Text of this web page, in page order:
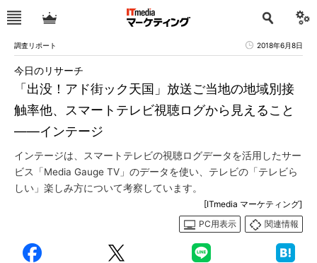
調査リポート 2018年6月8日
「出没！アド街ック天国」放送ご当地の地域別接
触率他、スマートテレビ視聴ログから見えること
――インテージ
今日のリサーチ
インテージは、スマートテレビの視聴ログデータを活用したサー
ビス「Media Gauge TV」のデータを使い、テレビの「テレビら
しい」楽しみ方について考察しています。
[ITmedia マーケティング]
PC用表示
関連情報